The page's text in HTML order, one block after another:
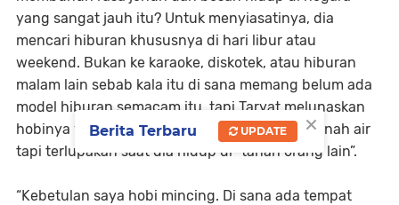
yang sangat jauh itu? Untuk menyiasatinya, dia
mencari hiburan khususnya di hari libur atau
weekend. Bukan ke karaoke, diskotek, atau hiburan
malam lain sebab kala itu di sana memang belum ada
model hiburan semacam itu, tapi Taryat melunaskan
hobinya yang selama ini sering dilakukan di tanah air
tapi terlupakan saat dia hidup di “tanah orang lain”.
“Kebetulan saya hobi mincing. Di sana ada tempat
×
Berita Terbaru UPDATE